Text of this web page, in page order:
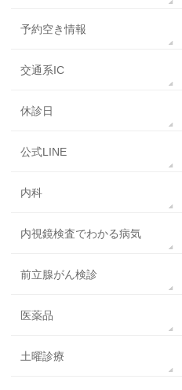
予約空き情報
交通系IC
休診日
公式LINE
内科
内視鏡検査でわかる病気
前立腺がん検診
医薬品
土曜診療